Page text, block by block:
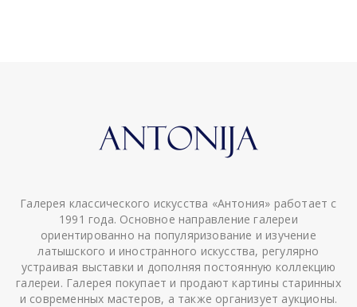
Галерея классического искусства «Антония» работает с
1991 года. Основное направление галереи
ориентированно на популяризование и изучение
латышского и иностранного искусства, регулярно
устраивая выставки и дополняя постоянную коллекцию
галереи. Галерея покупает и продают картины старинных
и современных мастеров, а также организует аукционы.